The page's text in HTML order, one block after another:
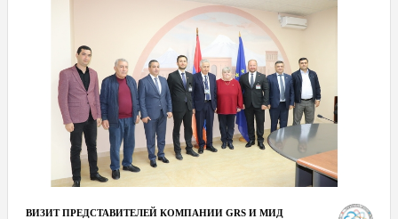
ВИЗИТ ПРЕДСТАВИТЕЛЕЙ КОМПАНИИ GRS И МИД